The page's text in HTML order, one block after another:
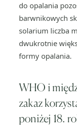
do opalania
barwnikowych
solarium liczba
dwukrotnie
formy opalania.
WHO i
zakaz
poniżej 18.